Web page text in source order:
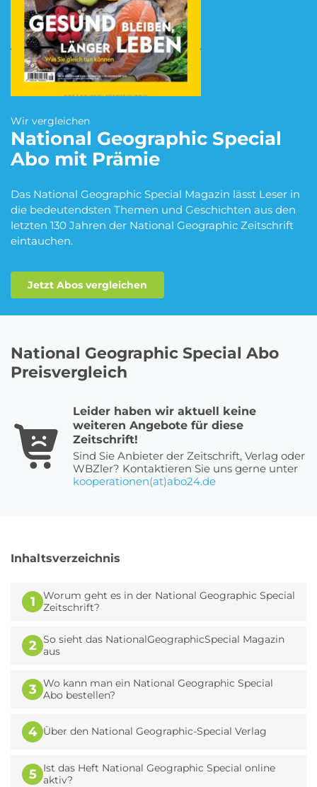
Blumen Abo
eBook Abo
Fitness Abo
Kino Abo Kochbox Abo
Musik-Streaming Abo
Roller Abo Schmuck Abo
Sprachlern App Abo Streaming Abo
Wir vergleichen
National Geographic Special
Abo mit Prämie
Das National Geographic Special Magazin lässt Leser in
die bedeutendsten Themen und Geschichten aus den
letzten 130 Jahren der National Geographic Zeitschrift
eintauchen.
Jetzt Abos vergleichen
National Geographic Special Abo
Preisvergleich
Leider haben wir aktuell keine
weiteren Angebote für diese
Zeitschrift!
Sind Sie Anbieter der Zeitschrift, Verlag oder
WBZler? Kontaktieren Sie uns gerne unter
kooperationen(at)abo24.de
Inhaltsverzeichnis
1
Worum geht es in der National Geographic Special
Zeitschrift?
2 So sieht das NationalGeographicSpecial Magazin
aus
3 Wo kann man ein National Geographic Special
Abo bestellen?
4 Über den National Geographic-Special Verlag
5 Ist das Heft National Geographic Special online
aktiv?